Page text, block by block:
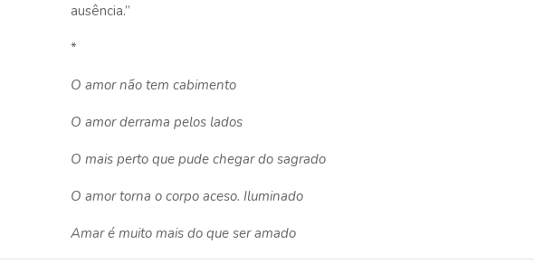
ausência.”
*
O amor não tem cabimento
O amor derrama pelos lados
O mais perto que pude chegar do sagrado
O amor torna o corpo aceso. Iluminado
Amar é muito mais do que ser amado